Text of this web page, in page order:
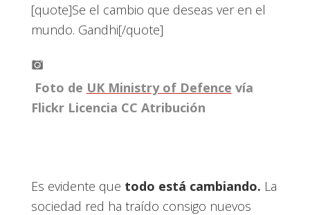
[quote]Se el cambio que deseas ver en el
mundo. Gandhi[/quote]
Foto de UK Ministry of Defence vía
Flickr Licencia CC Atribución
Es evidente que todo está cambiando. La
sociedad red ha traído consigo nuevos